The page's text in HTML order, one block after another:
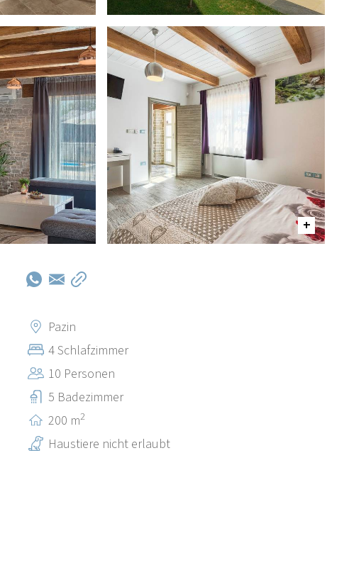
Pazin
4 Schlafzimmer
10 Personen
5 Badezimmer
200 m2
Haustiere nicht erlaubt